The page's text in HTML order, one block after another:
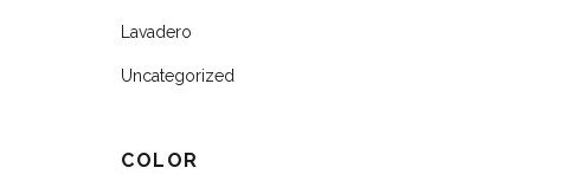
Lavadero
Uncategorized
COLOR